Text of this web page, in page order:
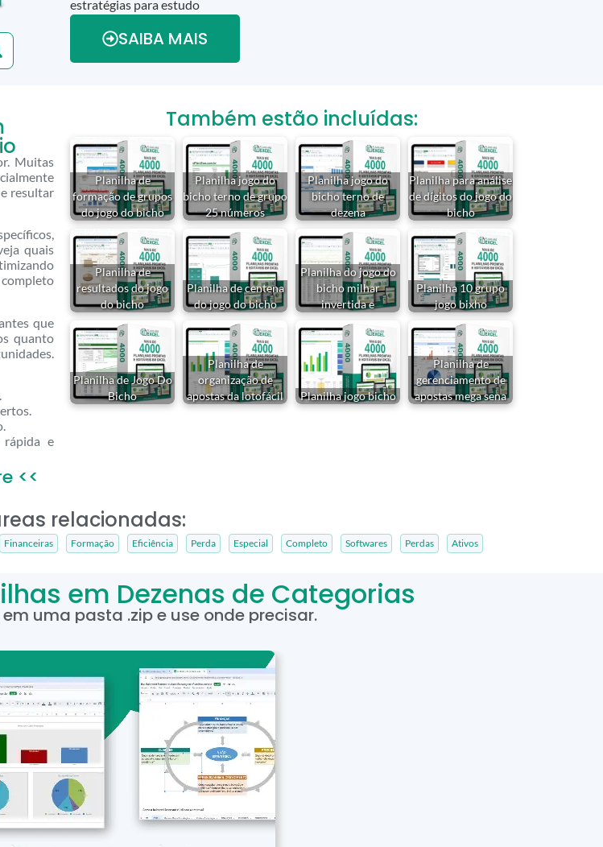
estratégias para estudo
SAIBA MAIS
Muitas
resultar
quais
completo
que
quanto
rápida e
<<
Também estão incluídas:
Planilha de
formação de grupos
do jogo do bicho
Planilha jogo do
bicho terno de grupo
25 números
Planilha jogo do
bicho terno de
dezena
Planilha para análise
de dígitos do jogo do
bicho
Planilha de
resultados do jogo
do bicho
Planilha de centena
do jogo do bicho
Planilha do jogo do
bicho milhar
invertida e
Planilha 10 grupo
jogo bixho
Planilha de Jogo Do
Bicho
Planilha de
organização de
apostas da lotofácil
Planilha jogo bicho
Planilha de
gerenciamento de
apostas mega sena
relacionadas:
Financeiras Formação Eficiência Perda Especial Completo Softwares Perdas Ativos
em Dezenas de Categorias
uma pasta .zip e use onde precisar.